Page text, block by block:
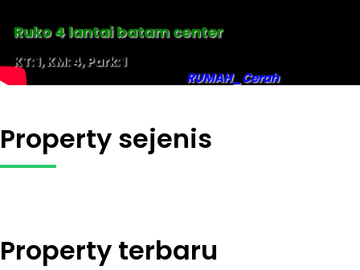
Ruko 4 lantai batam center
KT: 1, KM: 4, Park: 1
RUMAH_Cerah
Property sejenis
Property terbaru